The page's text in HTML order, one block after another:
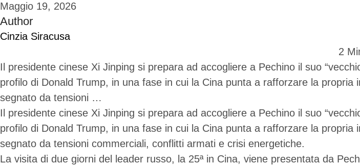
Maggio 19, 2026
Author
Cinzia Siracusa
2
Il presidente cinese Xi Jinping si prepara ad accogliere a Pechino il suo
profilo di Donald Trump, in una fase in cui la Cina punta a rafforzare la
segnato da tensioni …
Il presidente cinese Xi Jinping si prepara ad accogliere a Pechino il suo
profilo di Donald Trump, in una fase in cui la Cina punta a rafforzare la
segnato da tensioni commerciali, conflitti armati e crisi energetiche.
La visita di due giorni del leader russo, la 25ª in Cina, viene presentata da